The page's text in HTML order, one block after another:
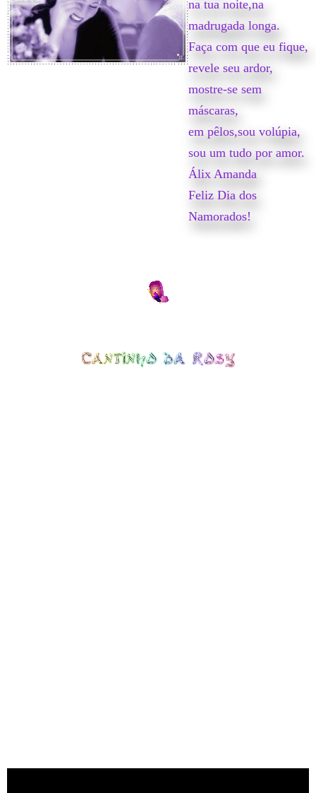
na tua noite,na
madrugada longa.
Faça com que eu fique,
revele seu ardor,
mostre-se sem
máscaras,
em pêlos,sou volúpia,
sou um tudo por amor.
Álix Amanda
Feliz Dia dos
Namorados!